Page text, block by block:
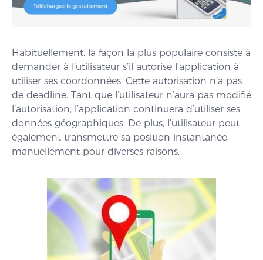
Habituellement, la façon la plus populaire consiste à
demander à l’utilisateur s’il autorise l’application à
utiliser ses coordonnées. Cette autorisation n’a pas
de deadline. Tant que l’utilisateur n’aura pas modifié
l’autorisation, l’application continuera d’utiliser ses
données géographiques. De plus, l’utilisateur peut
également transmettre sa position instantanée
manuellement pour diverses raisons.